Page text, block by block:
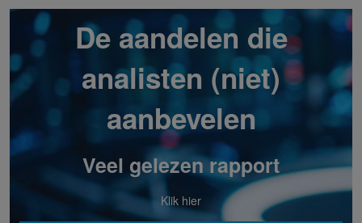
De aandelen die
analisten (niet)
aanbevelen
Veel gelezen rapport
Klik hier